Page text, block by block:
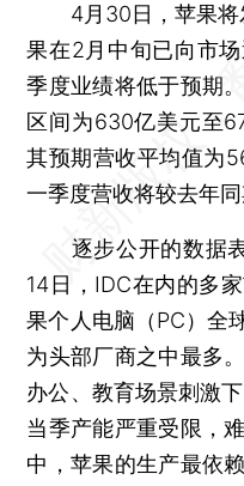
4月30日，苹果将
果在2月中旬已向市
季度业绩将低于预期
区间为630亿美元至
其预期营收平均值为
一季度营收将较去年同
逐步公开的数据表
14日，IDC在内的多
果个人电脑（PC）全
为头部厂商之中最多
办公、教育场景刺激
当季产能严重受限，
中，苹果的生产最依